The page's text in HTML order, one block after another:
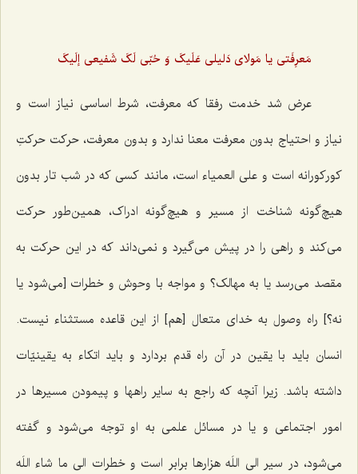
مَعرِفَتی یا مَولای دَلیلی عَلَیکَ وَ حُبّی لَکَ شَفیعی إلَیکَ
عرض شد خدمت رفقا که معرفت، شرط اساسی نیاز است و
نیاز و احتیاج بدون معرفت معنا ندارد و بدون معرفت، حرکت حرکتِ
کورکورانه است و علی العمیاء است، مانند کسی که در شب تار بدون
هیچ‌گونه شناخت از مسیر و هیچ‌گونه ادراک، همین‌طور حرکت
می‌کند و راهی را در پیش می‌گیرد و نمی‌داند که در این حرکت به
مقصد می‌رسد یا به مهالک؟ و مواجه با وحوش و خطرات [می‌شود یا
نه؟] راه وصول به خدای متعال [هم] از این قاعده مستثناء نیست.
انسان باید با یقین در آن راه قدم بردارد و باید اتکاء به یقینیّات
داشته باشد. زیرا آنچه که راجع به سایر راهها و پیمودن مسیرها در
امور اجتماعی و یا در مسائل علمی به او توجه می‌شود و گفته
می‌شود، در سیر الی اللَه هزارها برابر است و خطرات الی ما شاء اللَه